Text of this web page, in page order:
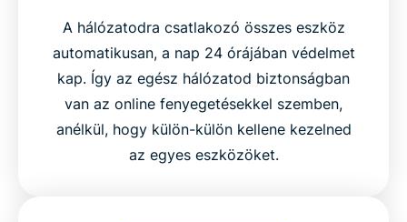
A hálózatodra csatlakozó összes eszköz
automatikusan, a nap 24 órájában védelmet
kap. Így az egész hálózatod biztonságban
van az online fenyegetésekkel szemben,
anélkül, hogy külön-külön kellene kezelned
az egyes eszközöket.